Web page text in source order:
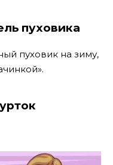
пуховика
пуховик на зиму,